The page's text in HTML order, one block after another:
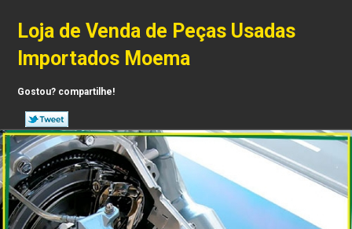
Loja de Venda de Peças Usadas
Importados Moema
Gostou? compartilhe!